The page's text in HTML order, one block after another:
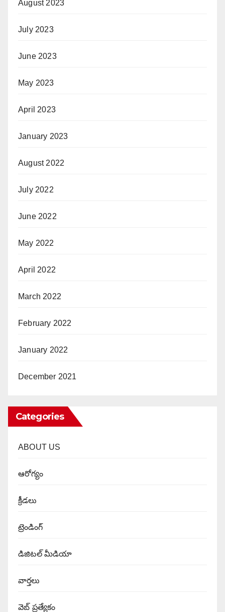
August 2023
July 2023
June 2023
May 2023
April 2023
January 2023
August 2022
July 2022
June 2022
May 2022
April 2022
March 2022
February 2022
January 2022
December 2021
Categories
ABOUT US
ఆరోగ్యం
క్రీడలు
ట్రెండింగ్
డిజిటల్ మీడియా
వార్త‌లు
వెబ్ ప్రత్యేకం